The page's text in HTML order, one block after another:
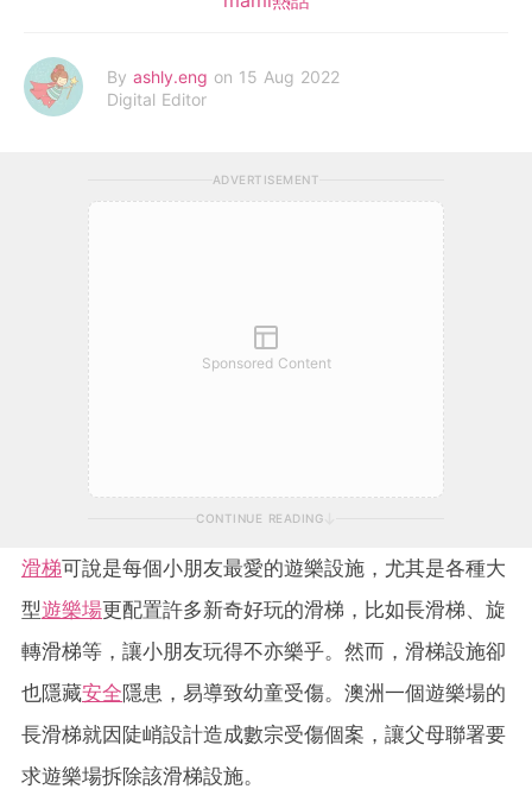
By ashly.eng on 15 Aug 2022
Digital Editor
ADVERTISEMENT
Sponsored Content
CONTINUE READING
滑梯可說是每個小朋友最愛的遊樂設施，尤其是各種大
型遊樂場更配置許多新奇好玩的滑梯，比如長滑梯、旋
轉滑梯等，讓小朋友玩得不亦樂乎。然而，滑梯設施卻
也隱藏安全隱患，易導致幼童受傷。澳洲一個遊樂場的
長滑梯就因陡峭設計造成數宗受傷個案，讓父母聯署要
求遊樂場拆除該滑梯設施。